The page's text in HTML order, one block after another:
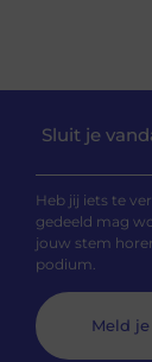
Sluit je
Heb jij iets te
gedeeld mag
jouw stem
podium.
Meld